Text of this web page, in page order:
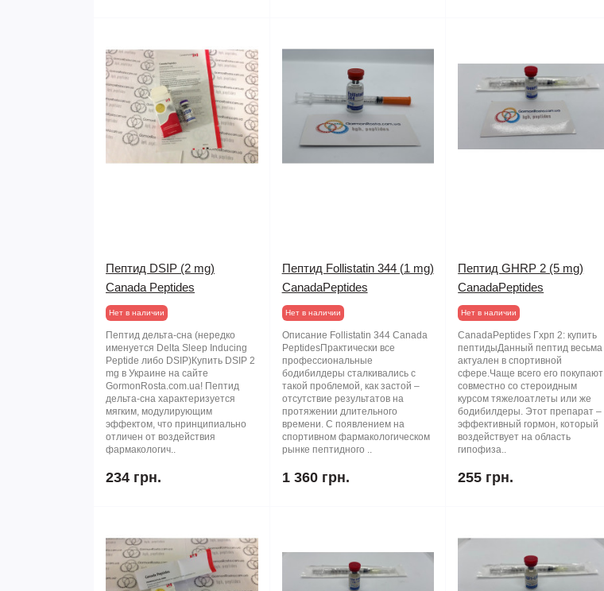
Пептид DSIP (2 mg)
Canada Peptides
Нет в наличии
Пептид дельта-сна (нередко
именуется Delta Sleep Inducing
Peptide либо DSIP)Купить DSIP 2
mg в Украине на сайте
GormonRosta.com.ua! Пептид
дельта-сна характеризуется
мягким, модулирующим
эффектом, что принципиально
отличен от воздействия
фармакологич..
234 грн.
Пептид Follistatin 344 (1 mg)
CanadaPeptides
Нет в наличии
Описание Follistatin 344 Canada
PeptidesПрактически все
профессиональные
бодибилдеры сталкивались с
такой проблемой, как застой –
отсутствие результатов на
протяжении длительного
времени. С появлением на
спортивном фармакологическом
рынке пептидного ..
1 360 грн.
Пептид GHRP 2 (5 mg)
CanadaPeptides
Нет в наличии
CanadaPeptides Гхрп 2: купить
пептидыДанный пептид весьма
актуален в спортивной
сфере.Чаще всего его покупают
совместно со стероидным
курсом тяжелоатлеты или же
бодибилдеры. Этот препарат –
эффективный гормон, который
воздействует на область
гипофиза..
255 грн.